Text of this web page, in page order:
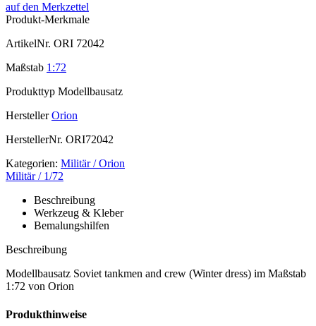
auf den Merkzettel
Produkt-Merkmale
ArtikelNr. ORI 72042
Maßstab 1:72
Produkttyp Modellbausatz
Hersteller Orion
HerstellerNr. ORI72042
Kategorien: Militär / Orion
Militär / 1/72
Beschreibung
Werkzeug & Kleber
Bemalungshilfen
Beschreibung
Modellbausatz Soviet tankmen and crew (Winter dress) im Maßstab
1:72 von Orion
Produkthinweise